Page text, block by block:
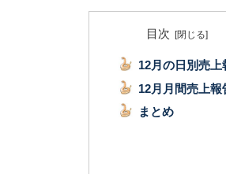
目次
12月の日別売上
12月月間売上報
まとめ